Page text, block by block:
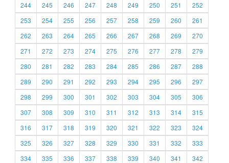
244
245 246 247 248 249 250 251
252
253
254 255 256 257 258 259 260
261
262
263 264 265 266 267 268 269
270
271
272 273 274 275 276 277 278
279
280
281 282 283 284 285 286 287
288
289
290 291 292 293 294 295 296
297
298
299 300 301 302 303 304 305
306
307
308 309 310 311 312 313 314
315
316
317 318 319 320 321 322 323
324
325
326 327 328 329 330 331 332
333
334
335 336 337 338 339 340 341 342